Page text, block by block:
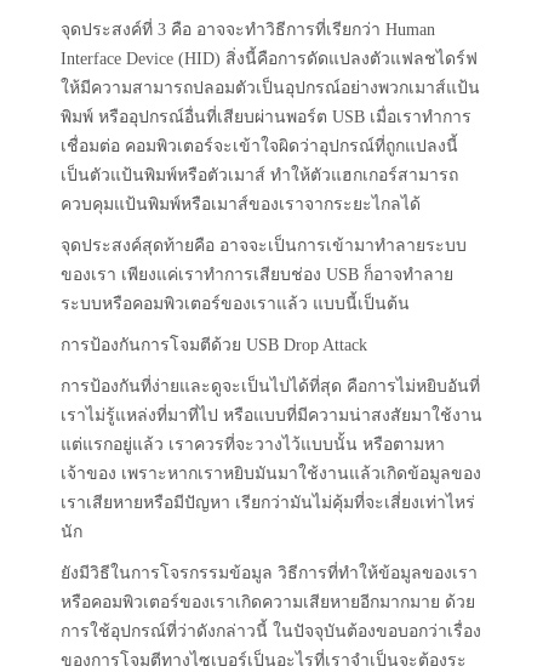
จุดประสงค์ที่ 3 คือ อาจจะทำวิธีการที่เรียกว่า Human
Interface Device (HID) สิ่งนี้คือการดัดแปลงตัวแฟลชไดร์ฟ
ให้มีความสามารถปลอมตัวเป็นอุปกรณ์อย่างพวกเมาส์แป้น
พิมพ์ หรืออุปกรณ์อื่นที่เสียบผ่านพอร์ต USB เมื่อเราทำการ
เชื่อมต่อ คอมพิวเตอร์จะเข้าใจผิดว่าอุปกรณ์ที่ถูกแปลงนี้
เป็นตัวแป้นพิมพ์หรือตัวเมาส์ ทำให้ตัวแฮกเกอร์สามารถ
ควบคุมแป้นพิมพ์หรือเมาส์ของเราจากระยะไกลได้
จุดประสงค์สุดท้ายคือ อาจจะเป็นการเข้ามาทำลายระบบ
ของเรา เพียงแค่เราทำการเสียบช่อง USB ก็อาจทำลาย
ระบบหรือคอมพิวเตอร์ของเราแล้ว แบบนี้เป็นต้น
การป้องกันการโจมตีด้วย USB Drop Attack
การป้องกันที่ง่ายและดูจะเป็นไปได้ที่สุด คือการไม่หยิบอันที่
เราไม่รู้แหล่งที่มาที่ไป หรือแบบที่มีความน่าสงสัยมาใช้งาน
แต่แรกอยู่แล้ว เราควรที่จะวางไว้แบบนั้น หรือตามหา
เจ้าของ เพราะหากเราหยิบมันมาใช้งานแล้วเกิดข้อมูลของ
เราเสียหายหรือมีปัญหา เรียกว่ามันไม่คุ้มที่จะเสี่ยงเท่าไหร่
นัก
ยังมีวิธีในการโจรกรรมข้อมูล วิธีการที่ทำให้ข้อมูลของเรา
หรือคอมพิวเตอร์ของเราเกิดความเสียหายอีกมากมาย ด้วย
การใช้อุปกรณ์ที่ว่าดังกล่าวนี้ ในปัจจุบันต้องขอบอกว่าเรื่อง
ของการโจมตีทางไซเบอร์เป็นอะไรที่เราจำเป็นจะต้องระ